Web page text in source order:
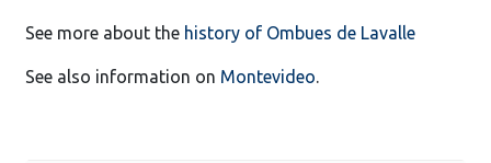
See more about the history of Ombues de Lavalle
See also information on Montevideo.